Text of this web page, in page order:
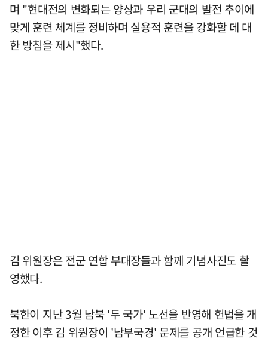
며 "현대전의 변화되는 양상과 우리 군대의 발전 추이에
맞게 훈련 체계를 정비하며 실용적 훈련을 강화할 데 대
한 방침을 제시"했다.
김 위원장은 전군 연합 부대장들과 함께 기념사진도 촬
영했다.
북한이 지난 3월 남북 '두 국가' 노선을 반영해 헌법을 개
정한 이후 김 위원장이 '남부국경' 문제를 공개 언급한 것